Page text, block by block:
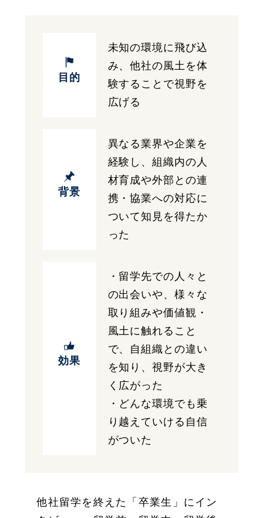
目的
未知の環境に飛び込
み、他社の風土を体
験することで視野を
広げる
背景
異なる業界や企業を
経験し、組織内の人
材育成や外部との連
携・協業への対応に
ついて知見を得たか
った
効果
・留学先での人々と
の出会いや、様々な
取り組みや価値観・
風土に触れること
で、自組織との違い
を知り、視野が大き
く広がった
・どんな環境でも乗
り越えていける自信
がついた
他社留学を終えた「卒業生」にイン